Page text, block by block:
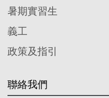
暑期實習生
義工
政策及指引
聯絡我們